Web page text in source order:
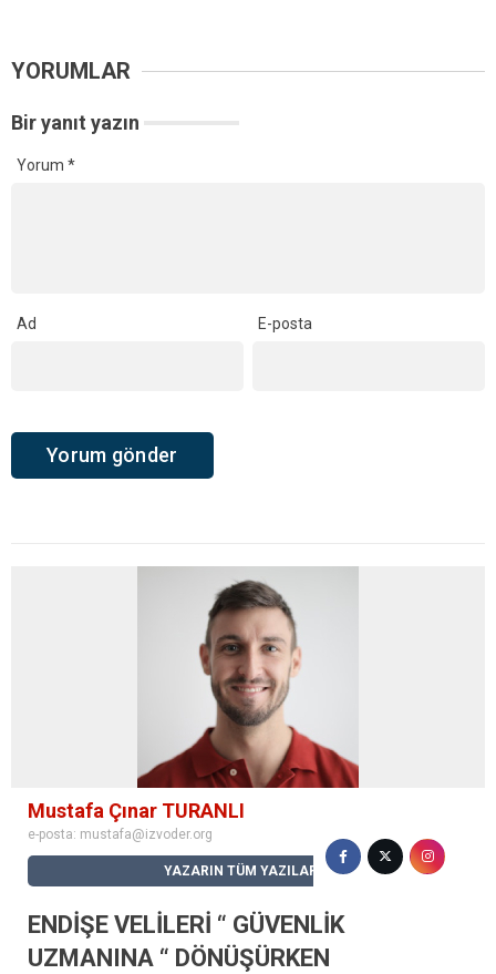
YORUMLAR
Bir yanıt yazın
Yorum *
Ad E-posta
Mustafa Çınar TURANLI
e-posta: mustafa@izvoder.org
YAZARIN TÜM YAZILARI
ENDİŞE VELİLERİ “ GÜVENLİK
UZMANINA “ DÖNÜŞÜRKEN